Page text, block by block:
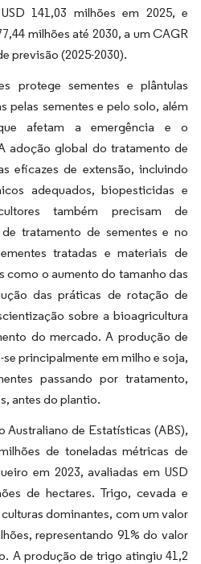
141,03 milhões em 2025, e
milhões até 2030, a um CAGR
previsão (2025-2030).
protege sementes e plântulas
pelas sementes e pelo solo, além
afetam a emergência e o
adoção global do tratamento de
eficazes de extensão, incluindo
adequados, biopesticidas e
também precisam de
tratamento de sementes e no
tratadas e materiais de
como o aumento do tamanho das
das práticas de rotação de
sobre a bioagricultura
do mercado. A produção de
principalmente em milho e soja,
passando por tratamento,
antes do plantio.
de Estatísticas (ABS),
de toneladas métricas de
em 2023, avaliadas em USD
de hectares. Trigo, cevada e
dominantes, com um valor
representando 91% do valor
A produção de trigo atingiu 41,2